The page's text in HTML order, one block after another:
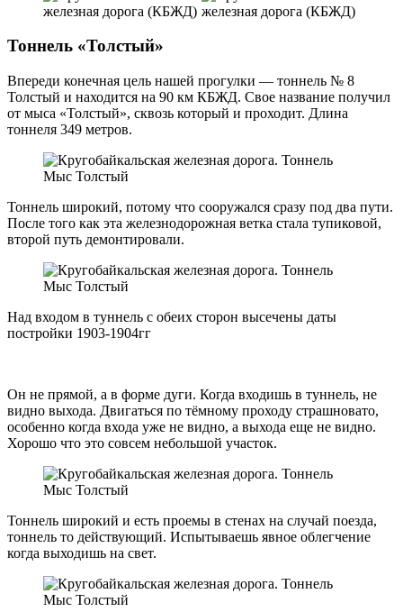
Тоннель «Толстый»
Впереди конечная цель нашей прогулки — тоннель № 8
Толстый и находится на 90 км КБЖД. Свое название получил
от мыса «Толстый», сквозь который и проходит. Длина
тоннеля 349 метров.
Тоннель широкий, потому что сооружался сразу под два пути.
После того как эта железнодорожная ветка стала тупиковой,
второй путь демонтировали.
Над входом в туннель с обеих сторон высечены даты
постройки 1903-1904гг
Он не прямой, а в форме дуги. Когда входишь в туннель, не
видно выхода. Двигаться по тёмному проходу страшновато,
особенно когда входа уже не видно, а выхода еще не видно.
Хорошо что это совсем небольшой участок.
Тоннель широкий и есть проемы в стенах на случай поезда,
тоннель то действующий. Испытываешь явное облегчение
когда выходишь на свет.